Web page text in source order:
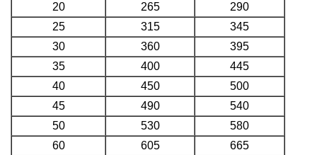
20
265
290
25
315
345
30
360
395
35
400
445
40
450
500
45
490
540
50
530
580
60
605
665